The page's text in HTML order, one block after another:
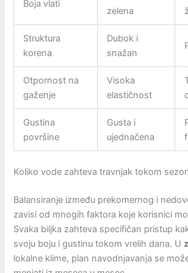
Boja vlati
zelena
Struktura
korena
Dubok i
snažan
Otpornost na
gaženje
Visoka
elastičnost
Gustina
površine
Gusta i
ujednačena
Koliko vode zahteva travnjak tokom
Balansiranje između prekomernog i
zavisi od mnogih faktora koje korisnici
Svaka biljka zahteva specifičan pristup
svoju boju i gustinu tokom vrelih dana. U
lokalne klime, plan navodnjavanja se